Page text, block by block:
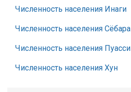
Численность населения Инаги
Численность населения Сёбара
Численность населения Пуасси
Численность населения Хун